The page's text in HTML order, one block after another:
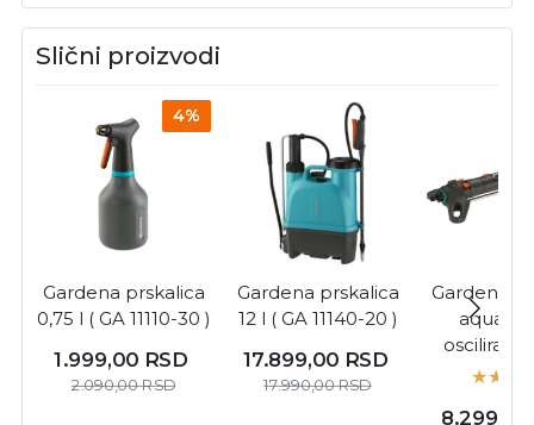
Slični proizvodi
4%
Gardena prskalica
0,75 l ( GA 11110-30 )
1.999,00 RSD
2.090,00RSD
Gardena prskalica
12 l ( GA 11140-20 )
17.899,00 RSD
17.990,00RSD
Gardena
18714-